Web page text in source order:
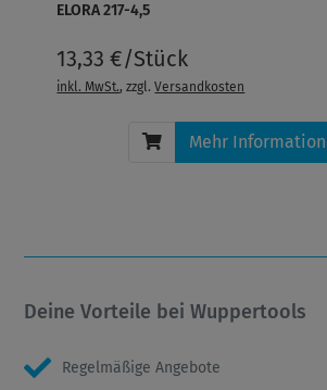
ELORA 217-4,5
13,33 €/Stück
inkl. MwSt., zzgl.Versandkosten
Mehr
Deine Vorteile bei Wuppertools
Regelmäßige Angebote